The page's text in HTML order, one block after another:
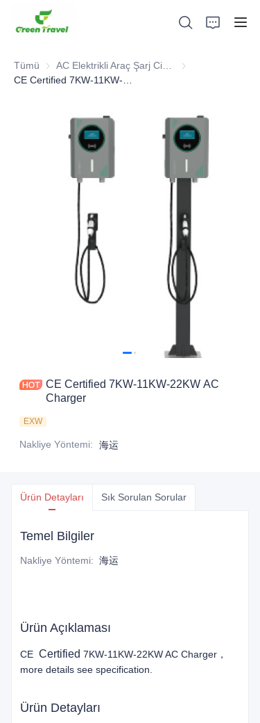
Tümü
AC Elektrikli Araç
CE Certified 7KW-11KW-22KW AC
Charger
EXW
Nakliye Yöntemi: 海运
Ürün Detayları Sık Sorulan Sorular
Temel Bilgiler
Nakliye Yöntemi: 海运
Ürün Açıklaması
CE Certified 7KW-11KW-22KW AC Charger，
more details see specification.
Ürün Detayları
Hakkımızda
Haberler ve İşbirliği Örnekleri
Üretim Üsleri ve Süreci